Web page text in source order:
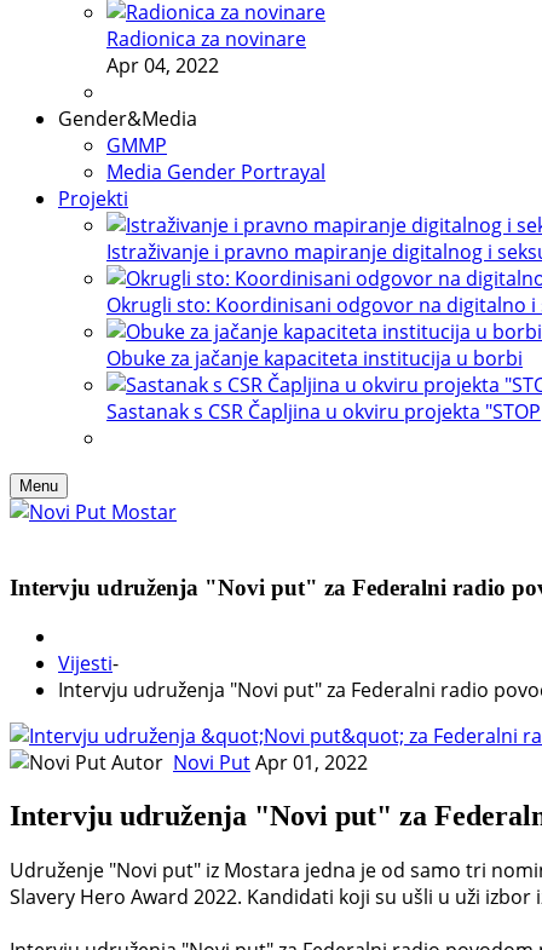
Radionica za novinare
Apr 04, 2022
Gender&Media
GMMP
Media Gender Portrayal
Projekti
Istraživanje i pravno mapiranje digitalnog i
Okrugli sto: Koordinisani odgovor na digitalno i
Obuke za jačanje kapaciteta institucija u borbi
Sastanak s CSR Čapljina u okviru projekta "STOP
Menu
Intervju udruženja "Novi put" za Federalni radio
Vijesti-
Intervju udruženja "Novi put" za Federalni radio
Autor Novi PutApr 01, 2022
Intervju udruženja "Novi put" za
Udruženje "Novi put" iz Mostara jedna je od samo tri
Slavery Hero Award 2022. Kandidati koji su ušli u uži